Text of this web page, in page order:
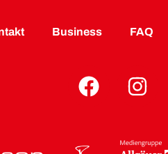
Business FAQ